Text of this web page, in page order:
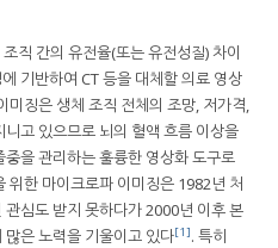
직 간의 유전율(또는 유전성질) 차이
기반하여 CT 등을 대체할 의료 영상
미징은 생체 조직 전체의 조망, 저가격,
고 있으므로 뇌의 혈액 흐름 이상을
을 관리하는 훌륭한 영상화 도구로
위한 마이크로파 이미징은 1982년 처
심도 받지 못하다가 2000년 이후 본
은 노력을 기울이고 있다[1]. 특히